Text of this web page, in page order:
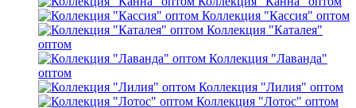
Коллекция "Кассия" оптом
Коллекция "Каталея"
оптом
Коллекция "Лаванда"
оптом
Коллекция "Лилия" оптом
Коллекция "Лотос" оптом